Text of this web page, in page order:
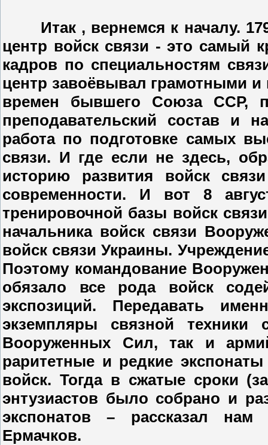
Итак , вернемся к началу.
центр войск связи - это самый
кадров по специальностям
центр завоёвывал грамотными
времен бывшего Союза ССР,
преподавательский состав и
работа по подготовке самых
связи. И где если не здесь,
историю развития войск
современности. И вот 8
тренировочной базы войск
начальника войск связи
войск связи Украины.
Поэтому командование
обязало все рода войск
экспозиций. Передавать
экземпляры связной
Вооруженных Сил, так и
раритетные и редкие
войск. Тогда в сжатые сроки
энтузиастов было собрано и
экспонатов – рассказал
Ермачков.